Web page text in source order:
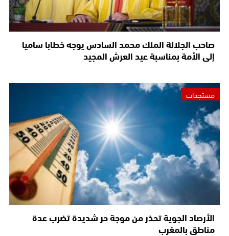
صاحب الجلالة الملك محمد السادس يوجه خطابا ساميا
إلى الأمة بمناسبة عيد العرش المجيد
مستجدات
الأرصاد الجوية تحذر من موجة حر شديدة تضرب عدة
مناطق بالمغرب